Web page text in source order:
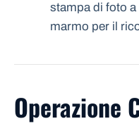
stampa di foto
marmo per il
Operazione